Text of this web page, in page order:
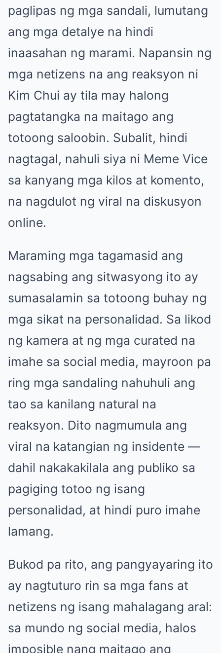
paglipas ng mga sandali, lumutang
ang mga detalye na hindi
inaasahan ng marami. Napansin ng
mga netizens na ang reaksyon ni
Kim Chui ay tila may halong
pagtatangka na maitago ang
totoong saloobin. Subalit, hindi
nagtagal, nahuli siya ni Meme Vice
sa kanyang mga kilos at komento,
na nagdulot ng viral na diskusyon
online.
Maraming mga tagamasid ang
nagsabing ang sitwasyong ito ay
sumasalamin sa totoong buhay ng
mga sikat na personalidad. Sa likod
ng kamera at ng mga curated na
imahe sa social media, mayroon pa
ring mga sandaling nahuhuli ang
tao sa kanilang natural na
reaksyon. Dito nagmumula ang
viral na katangian ng insidente —
dahil nakakakilala ang publiko sa
pagiging totoo ng isang
personalidad, at hindi puro imahe
lamang.
Bukod pa rito, ang pangyayaring ito
ay nagtuturo rin sa mga fans at
netizens ng isang mahalagang aral:
sa mundo ng social media, halos
imposible nang maitago ang